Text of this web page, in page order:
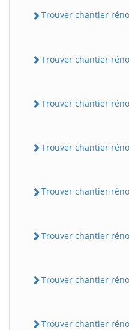
Trouver chantier
Trouver chantier
Trouver chantier
Trouver chantier
Trouver chantier
Trouver chantier
Trouver chantier
Trouver chantier